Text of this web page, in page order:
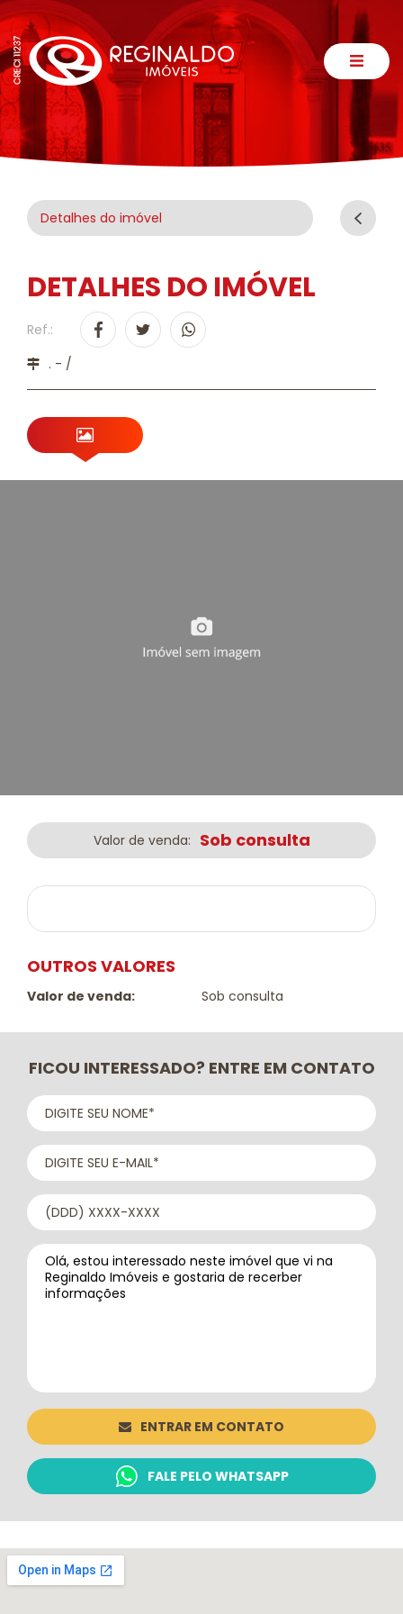
Detalhes do imóvel
DETALHES DO IMÓVEL
Ref.:
. - /
Valor de venda: Sob consulta
OUTROS VALORES
Valor de venda: Sob consulta
FICOU INTERESSADO? ENTRE EM CONTATO
ENTRAR EM CONTATO
FALE PELO WHATSAPP